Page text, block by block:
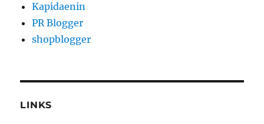
Kapidaenin
PR Blogger
shopblogger
LINKS